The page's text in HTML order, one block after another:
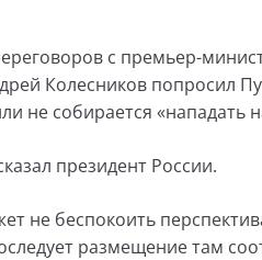
с премьер-
Колесников попросил
не собирается «нападать
президент России.
не беспокоить
размещение там